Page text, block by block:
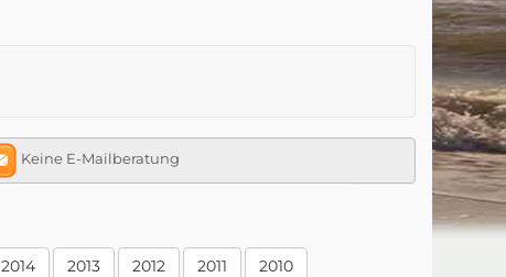
Keine E-Mailberatung
2014 2013 2012 2011 2010